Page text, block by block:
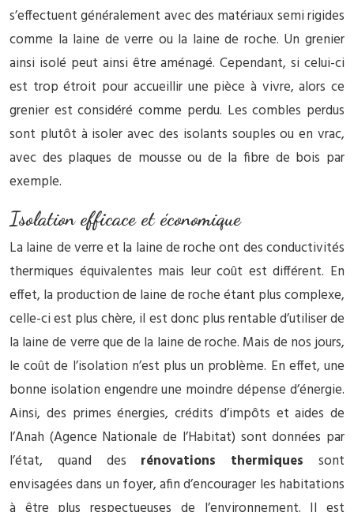
s’effectuent généralement avec des matériaux semi rigides
comme la laine de verre ou la laine de roche. Un grenier
ainsi isolé peut ainsi être aménagé. Cependant, si celui-ci
est trop étroit pour accueillir une pièce à vivre, alors ce
grenier est considéré comme perdu. Les combles perdus
sont plutôt à isoler avec des isolants souples ou en vrac,
avec des plaques de mousse ou de la fibre de bois par
exemple.
Isolation efficace et économique
La laine de verre et la laine de roche ont des conductivités
thermiques équivalentes mais leur coût est différent. En
effet, la production de laine de roche étant plus complexe,
celle-ci est plus chère, il est donc plus rentable d’utiliser de
la laine de verre que de la laine de roche. Mais de nos jours,
le coût de l’isolation n’est plus un problème. En effet, une
bonne isolation engendre une moindre dépense d’énergie.
Ainsi, des primes énergies, crédits d’impôts et aides de
l’Anah (Agence Nationale de l’Habitat) sont données par
l’état, quand des rénovations thermiques sont
envisagées dans un foyer, afin d’encourager les habitations